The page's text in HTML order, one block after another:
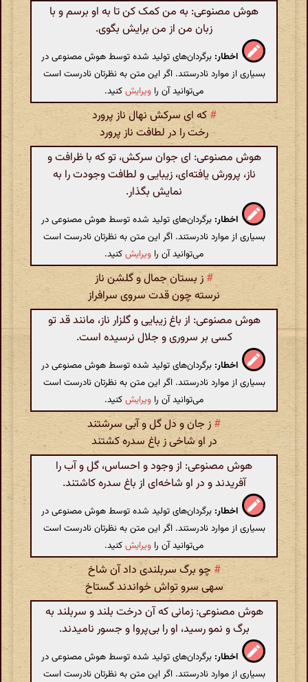
هوش مصنوعی: به من کمک کن تا به او برسم و با
زبان من از من برایش بگوی.
اخطار: برگردان‌های تولید شده توسط هوش مصنوعی در
بسیاری از موارد نادرستند. اگر این متن به نظرتان نادرست است
می‌توانید آن را ویرایشکنید.
# که ای سرکش نهال ناز پرورد
رخت را در لطافت ناز پرورد
هوش مصنوعی: ای جوان سرکش، تو که با ظرافت و
ناز، پرورش یافته‌ای، زیبایی و لطافت وجودت را به
نمایش بگذار.
اخطار: برگردان‌های تولید شده توسط هوش مصنوعی در
بسیاری از موارد نادرستند. اگر این متن به نظرتان نادرست است
می‌توانید آن را ویرایشکنید.
# ز بستان جمال و گلشن ناز
نرسته چون قدت سروی سرافراز
هوش مصنوعی: از باغ زیبایی و گلزار ناز، مانند قد تو
کسی بر سروری و جلال نرسیده است.
اخطار: برگردان‌های تولید شده توسط هوش مصنوعی در
بسیاری از موارد نادرستند. اگر این متن به نظرتان نادرست است
می‌توانید آن را ویرایشکنید.
# ز جان و دل گل و آبی سرشتند
در او شاخی ز باغ سدره کشتند
هوش مصنوعی: از وجود و احساس، گل و آب را
آفریدند و در او شاخه‌ای از باغ سدره کاشتند.
اخطار: برگردان‌های تولید شده توسط هوش مصنوعی در
بسیاری از موارد نادرستند. اگر این متن به نظرتان نادرست است
می‌توانید آن را ویرایشکنید.
# چو برگ سربلندی داد آن شاخ
سهی سرو تواش خواندند گستاخ
هوش مصنوعی: زمانی که آن درخت بلند و سربلند به
برگ و نمو رسید، او را بی‌پروا و جسور نامیدند.
اخطار: برگردان‌های تولید شده توسط هوش مصنوعی در
بسیاری از موارد نادرستند. اگر این متن به نظرتان نادرست است